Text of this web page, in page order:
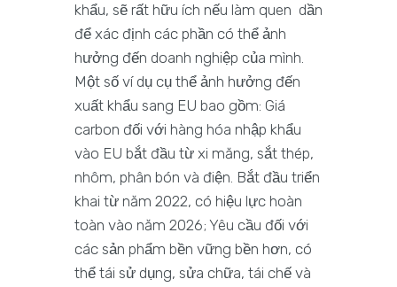
khẩu, sẽ rất hữu ích nếu làm quen dần
để xác định các phần có thể ảnh
hưởng đến doanh nghiệp của mình.
Một số ví dụ cụ thể ảnh hưởng đến
xuất khẩu sang EU bao gồm: Giá
carbon đối với hàng hóa nhập khẩu
vào EU bắt đầu từ xi măng, sắt thép,
nhôm, phân bón và điện. Bắt đầu triển
khai từ năm 2022, có hiệu lực hoàn
toàn vào năm 2026; Yêu cầu đối với
các sản phẩm bền vững bền hơn, có
thể tái sử dụng, sửa chữa, tái chế và